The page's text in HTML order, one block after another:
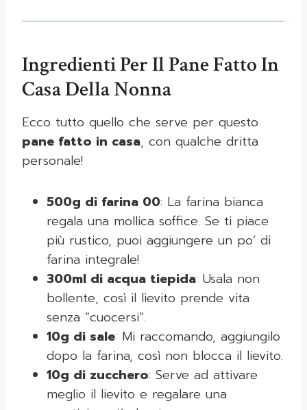
Ingredienti Per Il Pane Fatto In
Casa Della Nonna
Ecco tutto quello che serve per questo
pane fatto in casa, con qualche dritta
personale!
500g di farina 00: La farina bianca
regala una mollica soffice. Se ti piace
più rustico, puoi aggiungere un po’ di
farina integrale!
300ml di acqua tiepida: Usala non
bollente, così il lievito prende vita
senza “cuocersi”.
10g di sale: Mi raccomando, aggiungilo
dopo la farina, così non blocca il lievito.
10g di zucchero: Serve ad attivare
meglio il lievito e regalare una